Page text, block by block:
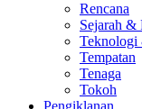
Rencana
Sejarah &
Teknologi
Tempatan
Tenaga
Tokoh
Pengiklanan